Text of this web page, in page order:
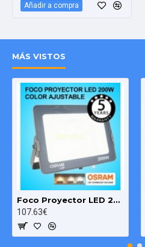
Añadir a compra
MÁS VISTOS
Foco Proyector LED 200W OSRAM IP65 Color Ajustable Exterior e Interior
107.63€